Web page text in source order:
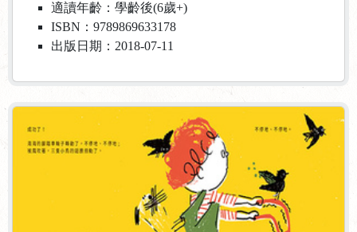
適讀年齡：學齡後(6歲+)
ISBN：9789869633178
出版日期：2018-07-11